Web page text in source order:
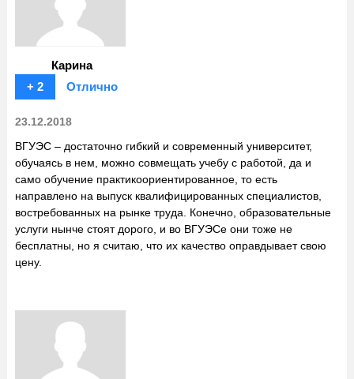
Карина
+ 2
Отлично
23.12.2018
ВГУЭС – достаточно гибкий и современный университет,
обучаясь в нем, можно совмещать учебу с работой, да и
само обучение практикоориентированное, то есть
направлено на выпуск квалифицированных специалистов,
востребованных на рынке труда. Конечно, образовательные
услуги нынче стоят дорого, и во ВГУЭСе они тоже не
бесплатны, но я считаю, что их качество оправдывает свою
цену.